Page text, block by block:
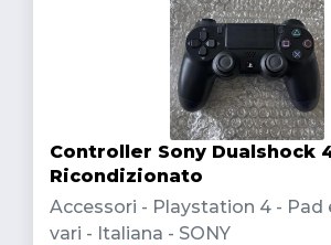
Controller Sony Dualshock
Ricondizionato
Accessori - Playstation 4 - Pad
vari - Italiana - SONY